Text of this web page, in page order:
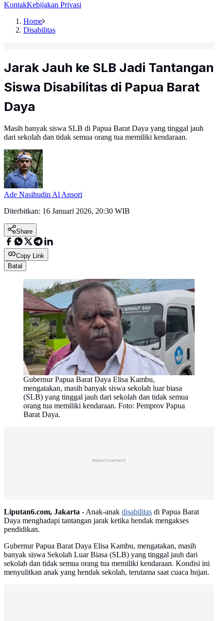
KontakKebijakan Privasi
Home
Disabilitas
Jarak Jauh ke SLB Jadi Tantangan
Siswa Disabilitas di Papua Barat
Daya
Masih banyak siswa SLB di Papua Barat Daya yang tinggal jauh
dari sekolah dan tidak semua orang tua memiliki kendaraan.
Ade Nasihudin Al Ansori
Diterbitkan: 16 Januari 2026, 20:30 WIB
Share
Copy Link
Batal
Gubernur Papua Barat Daya Elisa Kambu,
mengatakan, masih banyak siswa sekolah luar biasa
(SLB) yang tinggal jauh dari sekolah dan tidak semua
orang tua memiliki kendaraan. Foto: Pemprov Papua
Barat Daya.
Advertisement
Liputan6.com, Jakarta -Anak-anak disabilitas di Papua Barat
Daya menghadapi tantangan jarak ketika hendak mengakses
pendidikan.
Gubernur Papua Barat Daya Elisa Kambu, mengatakan, masih
banyak siswa Sekolah Luar Biasa (SLB) yang tinggal jauh dari
sekolah dan tidak semua orang tua memiliki kendaraan. Kondisi ini
menyulitkan anak yang hendak sekolah, terutama saat cuaca hujan.